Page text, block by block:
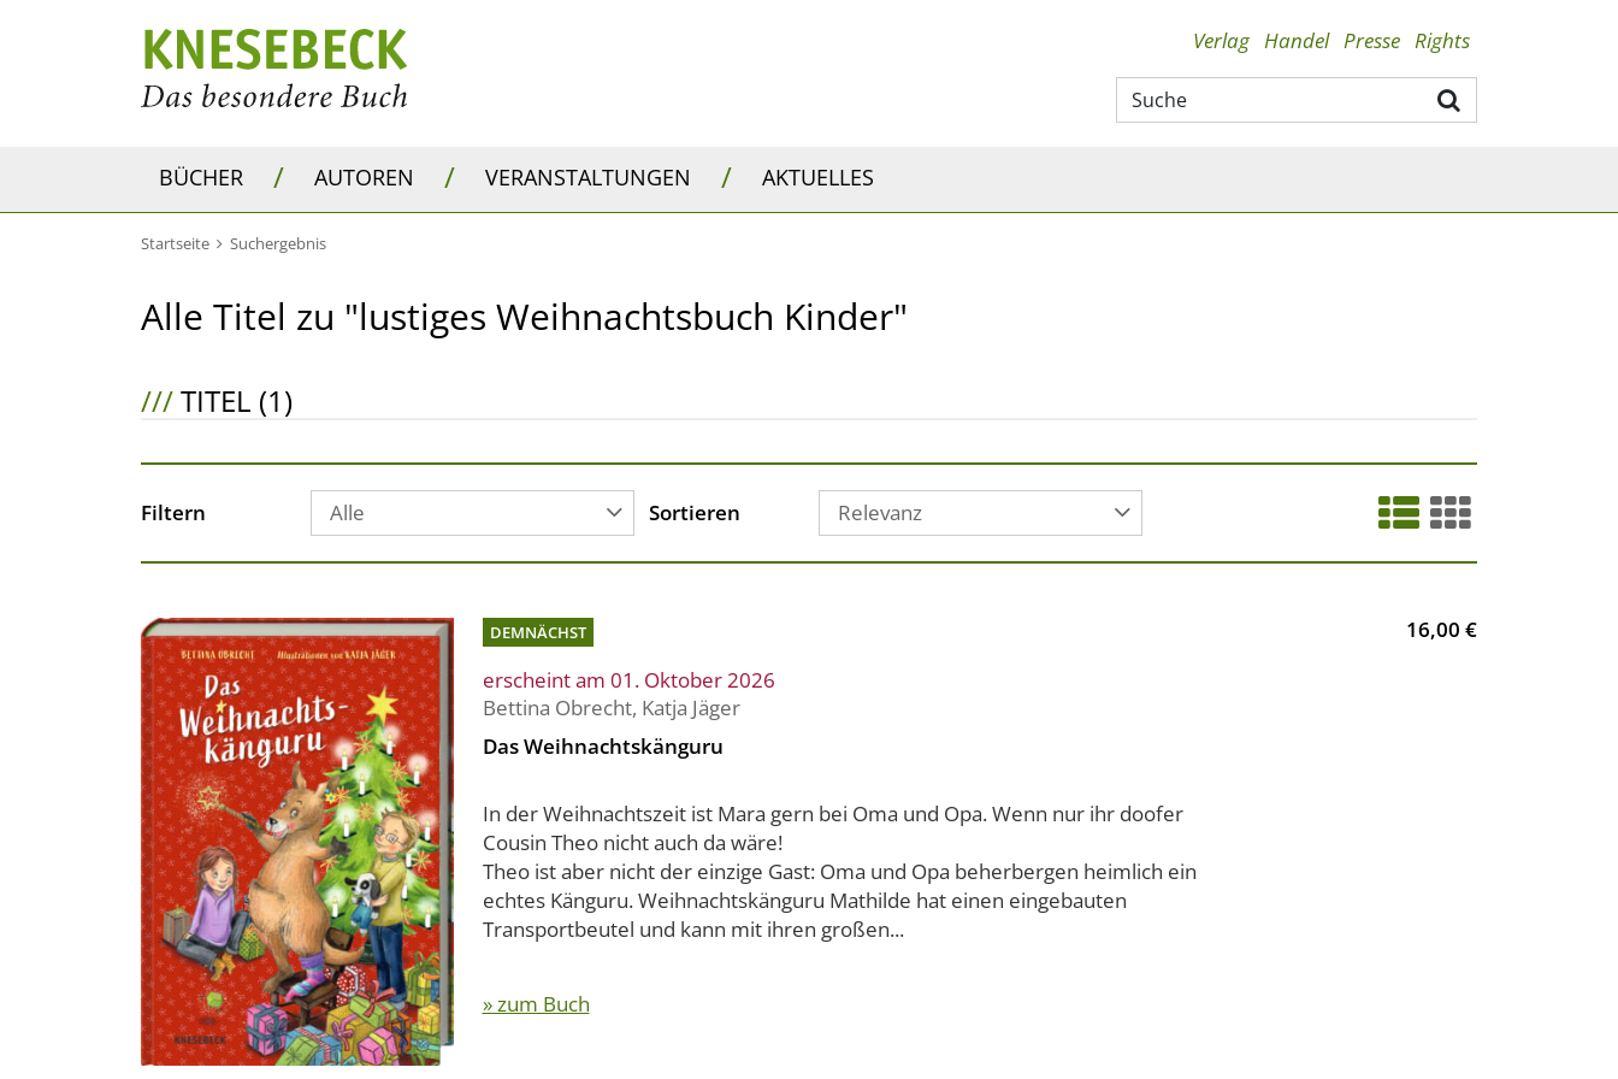
Verlag Handel Presse Rights
BÜCHER / AUTOREN / VERANSTALTUNGEN / AKTUELLES
Startseite Suchergebnis
Alle Titel zu "lustiges Weihnachtsbuch Kinder"
///TITEL (1)
Filtern Alle Sortieren Relevanz
DEMNÄCHST
erscheint am 01. Oktober 2026
Bettina Obrecht, Katja Jäger
Das Weihnachtskänguru
In der Weihnachtszeit ist Mara gern bei Oma und Opa. Wenn nur ihr doofer
Cousin Theo nicht auch da wäre!
Theo ist aber nicht der einzige Gast: Oma und Opa beherbergen heimlich ein
echtes Känguru. Weihnachtskänguru Mathilde hat einen eingebauten
Transportbeutel und kann mit ihren großen...
» zum Buch
16,00 €